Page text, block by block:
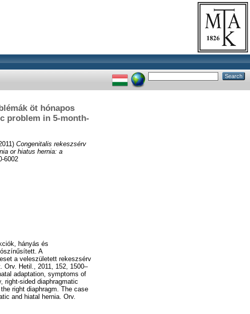
öt hónapos
problem in 5-month-
Congenitalis rekeszsérv
or hiatus hernia: a
6002
hányás és
A
a veleszületett rekeszsérv
Hetil., 2011, 152, 1500–
adaptation, symptoms of
right-sided diaphragmatic
right diaphragm. The case
and hiatal hernia. Orv.